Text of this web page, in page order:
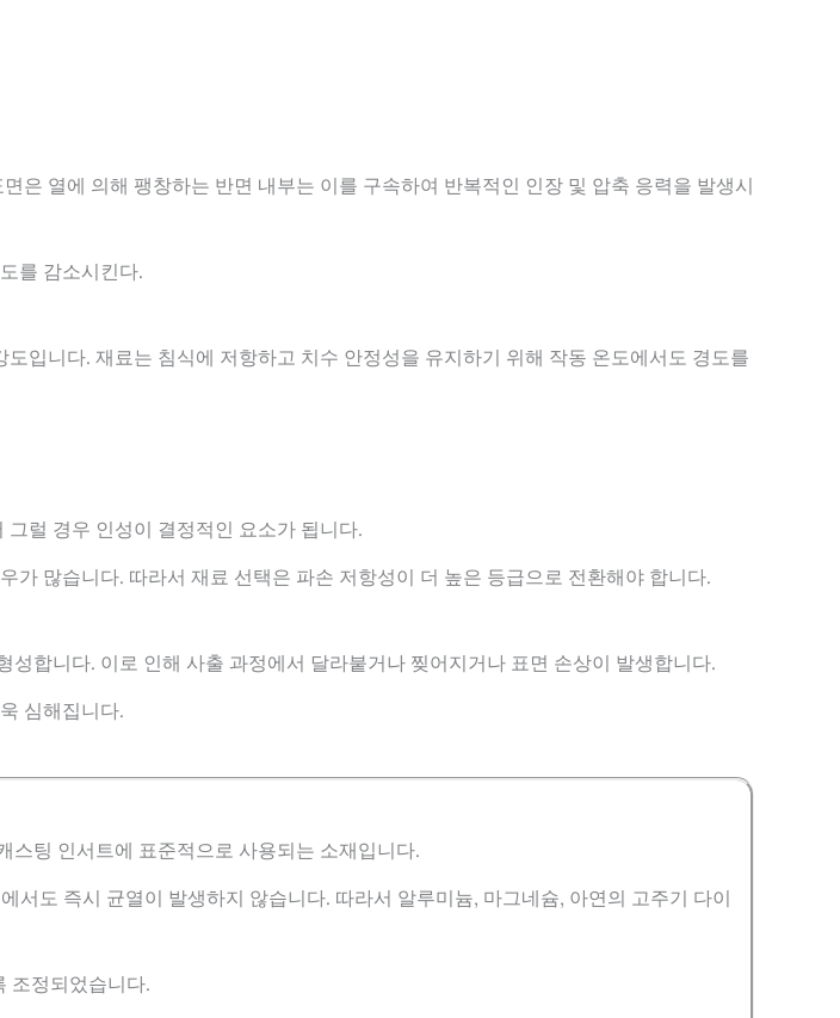
은 열에 의해 팽창하는 반면 내부는 이를 구속하여 반복적인 인장 및 압축 응력을 발생시
를 감소시킨다.
입니다. 재료는 침식에 저항하고 치수 안정성을 유지하기 위해 작동 온도에서도 경도를
럴 경우 인성이 결정적인 요소가 됩니다.
많습니다. 따라서 재료 선택은 파손 저항성이 더 높은 등급으로 전환해야 합니다.
합니다. 이로 인해 사출 과정에서 달라붙거나 찢어지거나 표면 손상이 발생합니다.
심해집니다.
스팅 인서트에 표준적으로 사용되는 소재입니다.
도 즉시 균열이 발생하지 않습니다. 따라서 알루미늄, 마그네슘, 아연의 고주기 다이
조정되었습니다.